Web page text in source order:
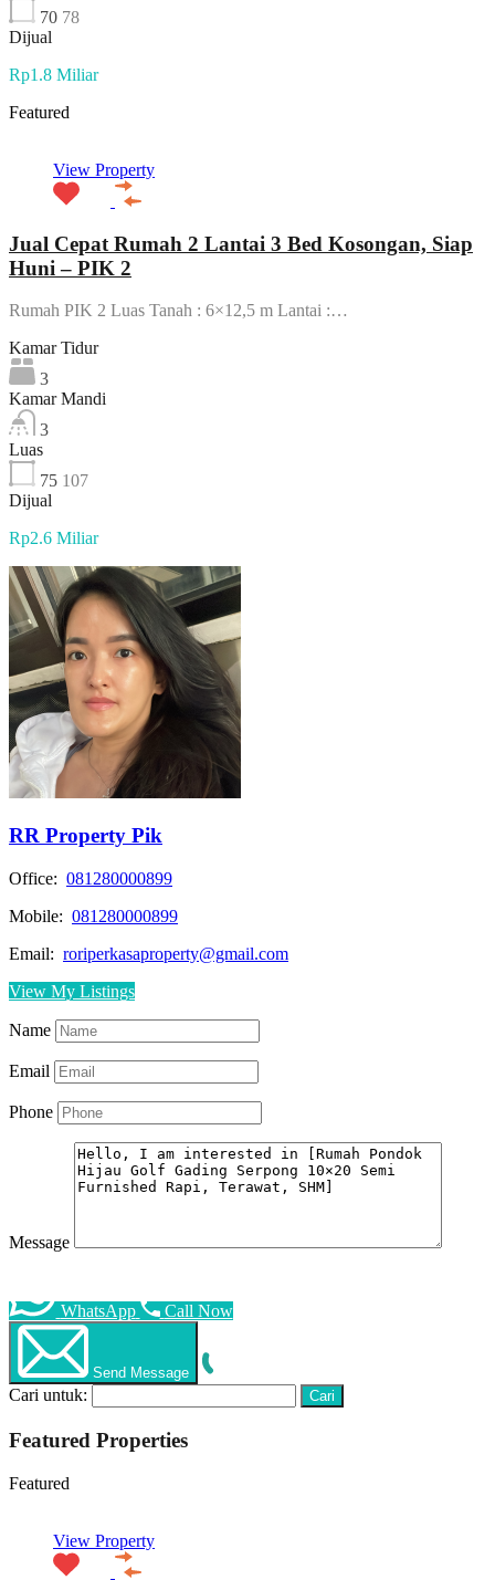
70 78
Dijual
Rp1.8 Miliar
Featured
View Property
Jual Cepat Rumah 2 Lantai 3 Bed Kosongan, Siap
Huni – PIK 2
Rumah PIK 2 Luas Tanah : 6×12,5 m Lantai :…
Kamar Tidur
3
Kamar Mandi
3
Luas
75 107
Dijual
Rp2.6 Miliar
RR Property Pik
Office: 081280000899
Mobile: 081280000899
Email: roriperkasaproperty@gmail.com
View My Listings
Name
Email
Phone
Message
WhatsApp Call Now
Send Message
Cari untuk:
Featured Properties
Featured
View Property